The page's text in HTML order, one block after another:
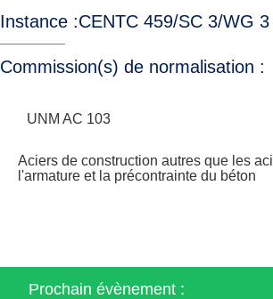
Instance :CENTC 459/SC 3/WG 3
Commission(s) de normalisation :
UNM AC 103
Aciers de construction autres que les
l'armature et la précontrainte du béton
Prochain évènement :